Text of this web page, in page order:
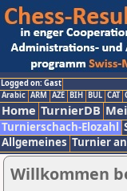
Logged on: Gast
Arabic ARM AZE BIH BUL CAT
Home TurnierDB
Turnierschach-Elozahl
Allgemeines Turnier
Willkommen